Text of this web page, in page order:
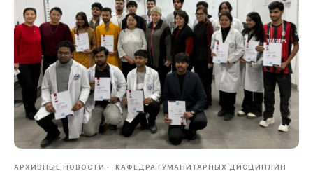
АРХИВНЫЕ НОВОСТИ КАФЕДРА ГУМАНИТАРНЫХ ДИСЦИПЛИН